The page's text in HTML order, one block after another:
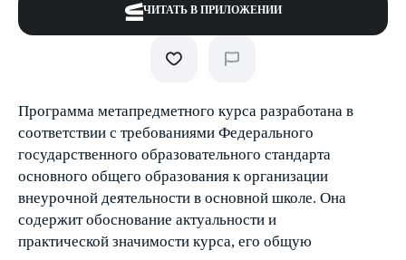
ЧИТАТЬ В ПРИЛОЖЕНИИ
Программа метапредметного курса разработана в
соответствии с требованиями Федерального
государственного образовательного стандарта
основного общего образования к организации
внеурочной деятельности в основной школе. Она
содержит обоснование актуальности и
практической значимости курса, его общую